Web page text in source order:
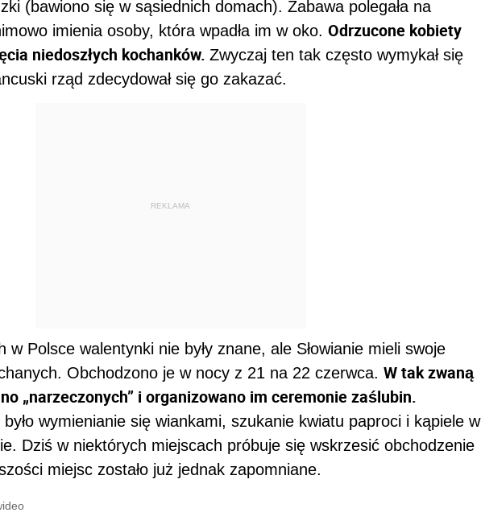
(bawiono się w sąsiednich domach). Zabawa polegała na
imienia osoby, która wpadła im w oko. Odrzucone kobiety
niedoszłych kochanków. Zwyczaj ten tak często wymykał się
rząd zdecydował się go zakazać.
REKLAMA
w Polsce walentynki nie były znane, ale Słowianie mieli swoje
Obchodzono je w nocy z 21 na 22 czerwca. W tak zwaną
„narzeczonych” i organizowano im ceremonie zaślubin.
wymienianie się wiankami, szukanie kwiatu paproci i kąpiele w
Dziś w niektórych miejscach próbuje się wskrzesić obchodzenie
miejsc zostało już jednak zapomniane.